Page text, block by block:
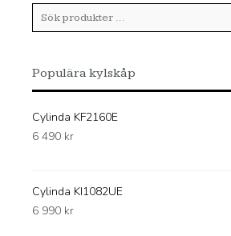
Populära kylskåp
Cylinda KF2160E
6 490 kr
Cylinda KI1082UE
6 990 kr